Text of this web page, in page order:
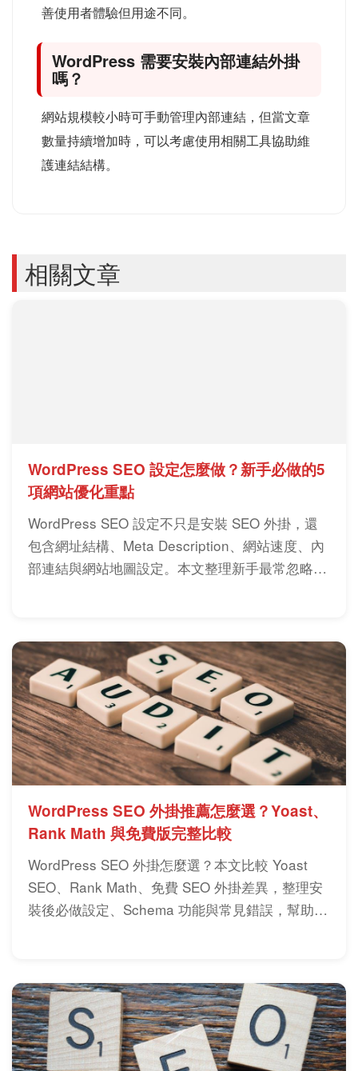
善使用者體驗但用途不同。
WordPress 需要安裝內部連結外掛
嗎？
網站規模較小時可手動管理內部連結，但當文章
數量持續增加時，可以考慮使用相關工具協助維
護連結結構。
相關文章
WordPress SEO 設定怎麼做？新手必做的5
項網站優化重點
WordPress SEO 設定不只是安裝 SEO 外掛，還
包含網址結構、Meta Description、網站速度、內
部連結與網站地圖設定。本文整理新手最常忽略的
WordPress SEO 外掛推薦怎麼選？Yoast、
Rank Math 與免費版完整比較
WordPress SEO 外掛怎麼選？本文比較 Yoast
SEO、Rank Math、免費 SEO 外掛差異，整理安
裝後必做設定、Schema 功能與常見錯誤，幫助新